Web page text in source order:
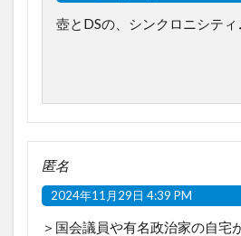
壺とDSの、シンクロニシテ
匿名
2024年11月29日 4:39 PM
＞国会議員や有名政治家の自宅